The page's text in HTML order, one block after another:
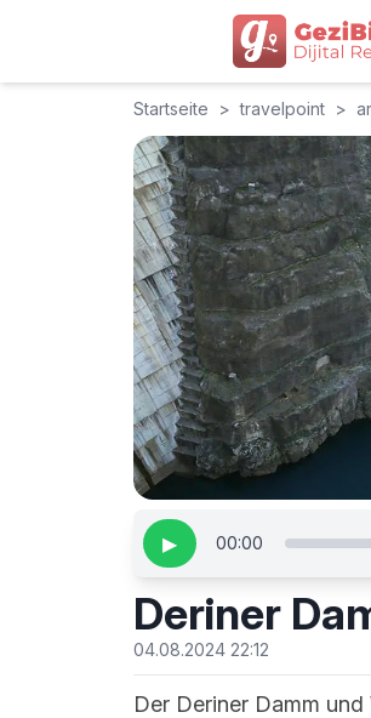
Startseite > travelpoint >
▶ 00:00
Deriner
04.08.2024 22:12
Der Deriner Damm